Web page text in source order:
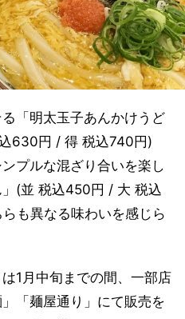
「明太玉子あんかけうど
630円 / 得 税込740円)
プルな混ざり合いを楽し
(並 税込450円 / 大 税込
も異なる味わいを感じら
1月中旬までの間、一部店
「麺屋通り」にて販売を